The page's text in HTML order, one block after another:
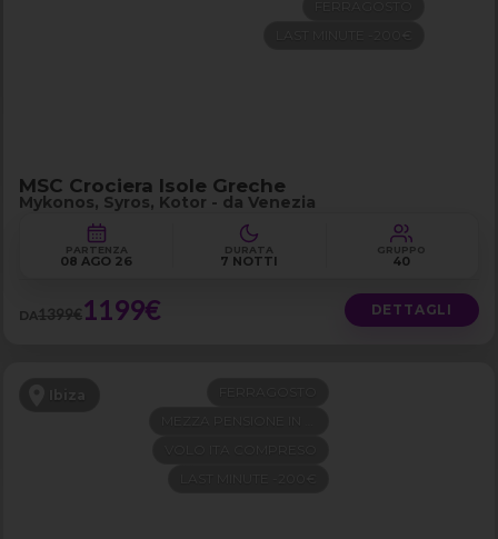
MSC Crociera Isole Greche
Mykonos, Syros, Kotor - da Venezia
PARTENZA
08 AGO 26
DURATA
7 NOTTI
GRUPPO
40
DA1399€1199€ DETTAGLI
Ibiza